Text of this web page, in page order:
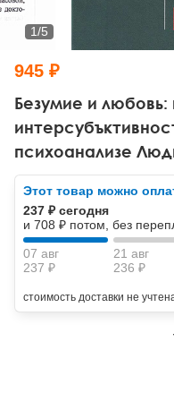
Тревожные
Психодрама
Другие направления
Классический,
НЛП
Психология труда и
Социальная психология
Социальная и
Классический и
Безумие и
психоанализе
1/5
945 ₽
Этот товар можно
237 ₽ сегодня
и 708 ₽ потом, без
07 авг
237 ₽
21 авг
236 ₽
стоимость доставки не